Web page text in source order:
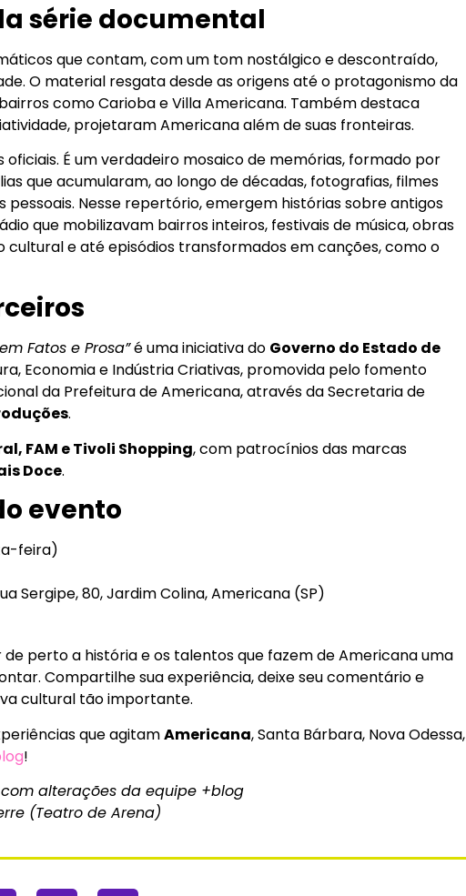
série documental
que contam, com um tom nostálgico e descontraído,
O material resgata desde as origens até o protagonismo da
como Carioba e Villa Americana. Também destaca
projetaram Americana além de suas fronteiras.
É um verdadeiro mosaico de memórias, formado por
que acumularam, ao longo de décadas, fotografias, filmes
Nesse repertório, emergem histórias sobre antigos
que mobilizavam bairros inteiros, festivais de música, obras
e até episódios transformados em canções, como o
Fatos e Prosa”é uma iniciativa do Governo do Estado de
Economia e Indústria Criativas, promovida pelo fomento
da Prefeitura de Americana, através da Secretaria de
.
FAM e Tivoli Shopping, com patrocínios das marcas
Doce.
evento
feira)
Sergipe, 80, Jardim Colina, Americana (SP)
perto a história e os talentos que fazem de Americana uma
Compartilhe sua experiência, deixe seu comentário e
cultural tão importante.
que agitamAmericana, Santa Bárbara, Nova Odessa,
!
com alterações da equipe +blog
(Teatro de Arena)